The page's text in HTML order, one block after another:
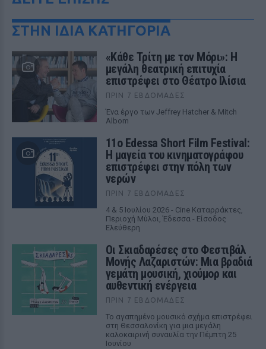
ΣΤΗΝ ΙΔΙΑ ΚΑΤΗΓΟΡΙΑ
«Κάθε Τρίτη με τον Μόρι»: Η
μεγάλη θεατρική επιτυχία
επιστρέφει στο Θέατρο Ιλίσια
ΠΡΙΝ 7 ΕΒΔΟΜΆΔΕΣ
Ένα έργο των Jeffrey Hatcher & Mitch
Albom
11ο Edessa Short Film Festival:
Η μαγεία του κινηματογράφου
επιστρέφει στην πόλη των
νερών
ΠΡΙΝ 7 ΕΒΔΟΜΆΔΕΣ
4 & 5 Ιουλίου 2026 - Cine Καταρράκτες,
Περιοχή Μύλοι, Έδεσσα - Είσοδος
Ελεύθερη
Οι Σκιαδαρέσες στο Φεστιβάλ
Μονής Λαζαριστών: Μια βραδιά
γεμάτη μουσική, χιούμορ και
αυθεντική ενέργεια
ΠΡΙΝ 7 ΕΒΔΟΜΆΔΕΣ
Το αγαπημένο μουσικό σχήμα επιστρέφει
στη Θεσσαλονίκη για μια μεγάλη
καλοκαιρινή συναυλία την Πέμπτη 25
Ιουνίου